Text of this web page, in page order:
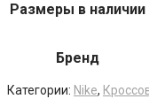
Размеры в наличии
Бренд
Категории: Nike,